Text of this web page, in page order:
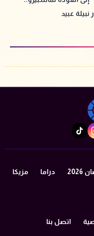
عبيد
tiktok
دراما مزيكا
اتصل بنا